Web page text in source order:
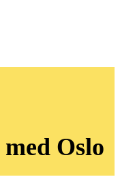
med Oslo